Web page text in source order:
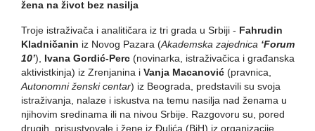
žena na život bez nasilja
Troje istraživača i analitičara iz tri grada u Srbiji - Fahrudin
Kladničanin iz Novog Pazara (Akademska zajednica ‘Forum
10’), Ivana Gordić-Perc (novinarka, istraživačica i građanska
aktivistkinja) iz Zrenjanina i Vanja Macanović (pravnica,
Autonomni ženski centar) iz Beograda, predstavili su svoja
istraživanja, nalaze i iskustva na temu nasilja nad ženama u
njihovim sredinama ili na nivou Srbije. Razgovoru su, pored
drugih, prisustvovale i žene iz Đulića (BiH) iz organizacije